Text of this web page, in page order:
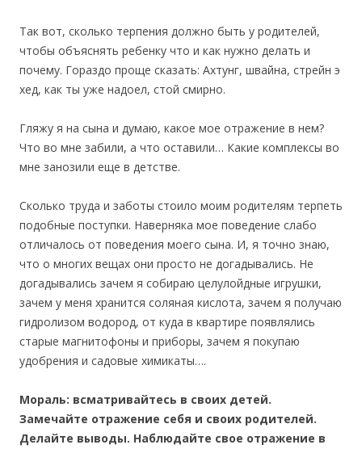
Так вот, сколько терпения должно быть у родителей,
чтобы объяснять ребенку что и как нужно делать и
почему. Гораздо проще сказать: Ахтунг, швайна, стрейн э
хед, как ты уже надоел, стой смирно.
Гляжу я на сына и думаю, какое мое отражение в нем?
Что во мне забили, а что оставили… Какие комплексы во
мне занозили еще в детстве.
Сколько труда и заботы стоило моим родителям терпеть
подобные поступки. Наверняка мое поведение слабо
отличалось от поведения моего сына. И, я точно знаю,
что о многих вещах они просто не догадывались. Не
догадывались зачем я собираю целулойдные игрушки,
зачем у меня хранится соляная кислота, зачем я получаю
гидролизом водород, от куда в квартире появлялись
старые магнитофоны и приборы, зачем я покупаю
удобрения и садовые химикаты….
Мораль: всматривайтесь в своих детей.
Замечайте отражение себя и своих родителей.
Делайте выводы. Наблюдайте свое отражение в